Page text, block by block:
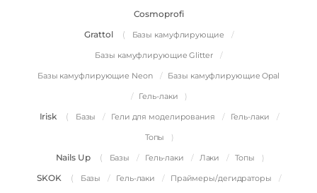
Cosmoprofi
Grattol
Базы камуфлирующие
Базы камуфлирующие Glitter
Базы камуфлирующие Neon Базы камуфлирующие Opal
Гель-лаки
Irisk Базы Гели для моделирования Гель-лаки
Топы
Nails Up Базы Гель-лаки Лаки Топы
SKOK Базы Гель-лаки Праймеры/дегидраторы